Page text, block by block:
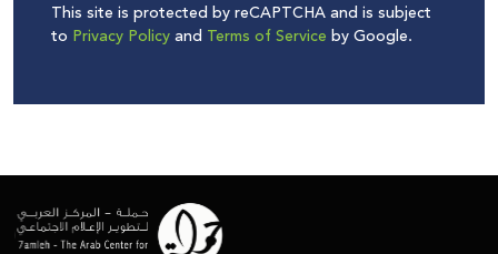
This site is protected by reCAPTCHA and is subject
to Privacy Policyand Terms of Service by Google.